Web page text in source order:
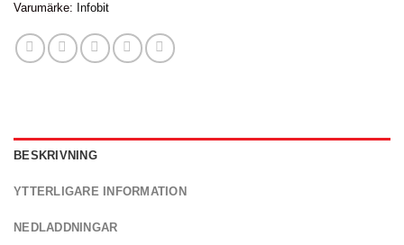
Varumärke: Infobit
BESKRIVNING
YTTERLIGARE INFORMATION
NEDLADDNINGAR